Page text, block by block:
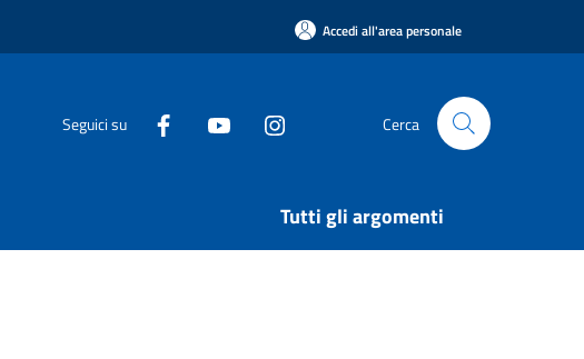
Accedi all'area personale
Seguici su Cerca
Tutti gli argomenti